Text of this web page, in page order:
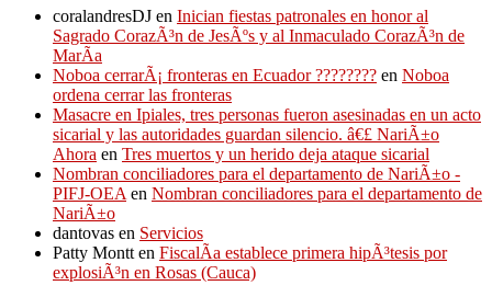
coralandresDJ en Inician fiestas patronales en honor al
Sagrado CorazÃ³n de JesÃºs y al Inmaculado CorazÃ³n de
MarÃ­a
Noboa cerrarÃ¡ fronteras en Ecuador ???????? en Noboa
ordena cerrar las fronteras
Masacre en Ipiales, tres personas fueron asesinadas en un acto
sicarial y las autoridades guardan silencio. â€£ NariÃ±o
Ahora en Tres muertos y un herido deja ataque sicarial
Nombran conciliadores para el departamento de NariÃ±o -
PIFJ-OEA en Nombran conciliadores para el departamento de
NariÃ±o
dantovas en Servicios
Patty Montt en FiscalÃ­a establece primera hipÃ³tesis por
explosiÃ³n en Rosas (Cauca)